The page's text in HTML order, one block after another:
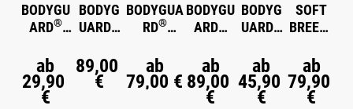
BODYGU
ARD®
tlaken
extra
hoch
ab
29,90
€
BODYG
UARD
Kissen
89,00
€
BODYGUA
RD®
sdecke
mittelwar
ab
79,00 €
BODYGU
ARD
ecke
warm
ab
89,00
€
BODYG
UARD®
Bettwäs
che
ab
45,90
€
SOFT
BREEZE
Bettwäs
che
ab
79,90
€